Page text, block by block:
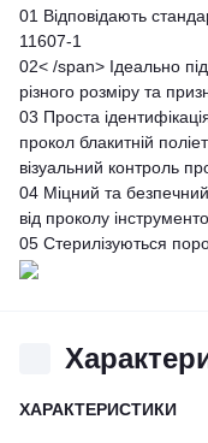
01 Відповідають
11607-1
02< /span> Ідеально
різного розміру та
03 Проста
прокол блакитній
візуальний контроль
04 Міцний та
від проколу
05 Стерилізуються
ХАРАКТЕРИСТИКИ